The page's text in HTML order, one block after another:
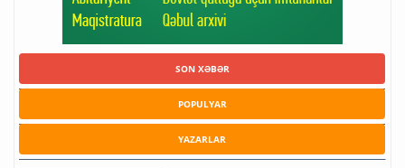
SON XƏBƏR
POPULYAR
YAZARLAR